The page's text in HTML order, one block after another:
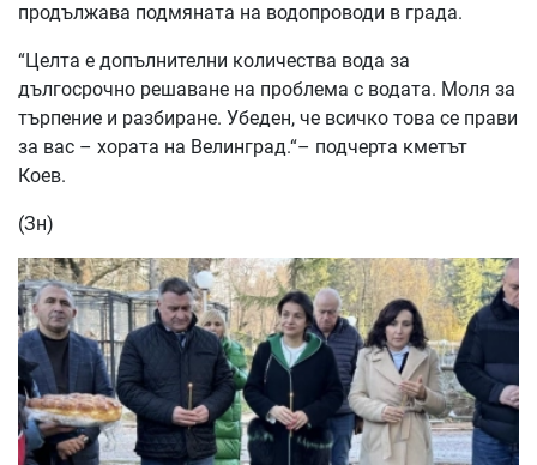
продължава подмяната на водопроводи в града.
“Целта е допълнителни количества вода за
дългосрочно решаване на проблема с водата. Моля за
търпение и разбиране. Убеден, че всичко това се прави
за вас – хората на Велинград.“– подчерта кметът
Коев.
(Зн)